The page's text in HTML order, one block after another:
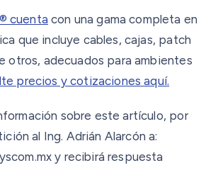
cuenta con una gama completa en
que incluye cables, cajas, patch
otros, adecuados para ambientes
precios y cotizaciones aquí.
sobre este artículo, por
al Ing. Adrián Alarcón a:
y recibirá respuesta